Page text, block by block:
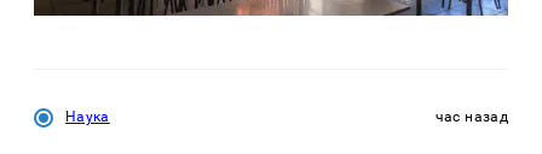
Наука час назад